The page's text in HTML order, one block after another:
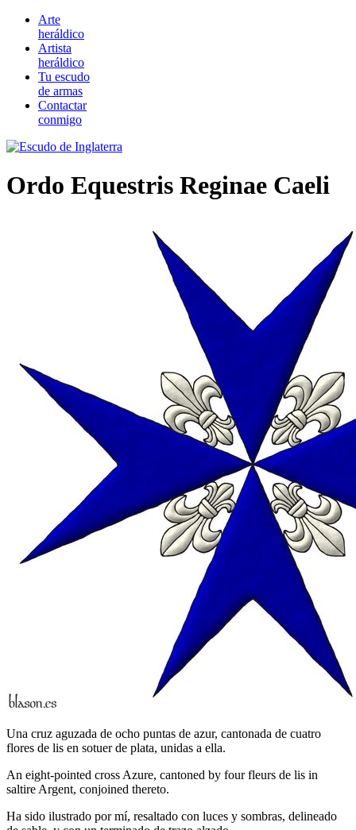
Arte
heráldico
Artista
heráldico
Tu escudo
de armas
Contactar
conmigo
Ordo Equestris Reginae Caeli
Una cruz aguzada de ocho puntas de azur, cantonada de cuatro
flores de lis en sotuer de plata, unidas a ella.
An eight-pointed cross Azure, cantoned by four fleurs de lis in
saltire Argent, conjoined thereto.
Ha sido ilustrado por mí, resaltado con luces y sombras, delineado